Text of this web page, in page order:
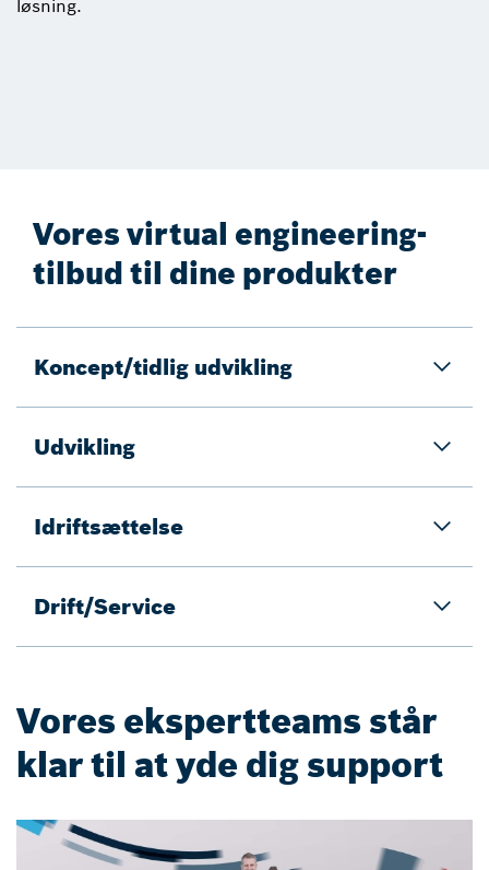
løsning.
Vores virtual engineering-
tilbud til dine produkter
Koncept/tidlig udvikling
Udvikling
Idriftsættelse
Drift/Service
Vores ekspertteams står
klar til at yde dig support